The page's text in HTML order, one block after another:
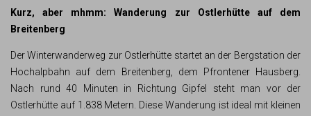
Kurz, aber mhmm: Wanderung zur Ostlerhütte auf dem
Breitenberg
Der Winterwanderweg zur Ostlerhütte startet an der Bergstation der
Hochalpbahn auf dem Breitenberg, dem Pfrontener Hausberg.
Nach rund 40 Minuten in Richtung Gipfel steht man vor der
Ostlerhütte auf 1.838 Metern. Diese Wanderung ist ideal mit kleinen